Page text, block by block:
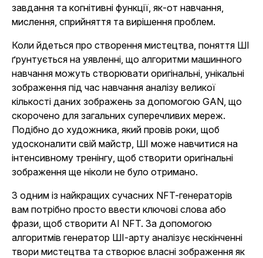
завдання та когнітивні функції, як-от навчання,
мислення, сприйняття та вирішення проблем.
Коли йдеться про створення мистецтва, поняття ШІ
ґрунтується на уявленні, що алгоритми машинного
навчання можуть створювати оригінальні, унікальні
зображення під час навчання аналізу великої
кількості даних зображень за допомогою GAN, що
скорочено для загальних суперечливих мереж.
Подібно до художника, який провів роки, щоб
удосконалити свій майстр, ШІ може навчитися на
інтенсивному тренінгу, щоб створити оригінальні
зображення ще ніколи не було отримано.
З одним із найкращих сучасних NFT-генераторів
вам потрібно просто ввести ключові слова або
фрази, щоб створити AI NFT. За допомогою
алгоритмів генератор ШІ-арту аналізує нескінченні
твори мистецтва та створює власні зображення як